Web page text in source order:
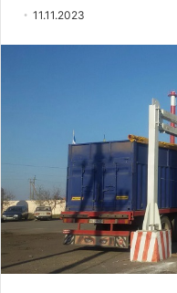
11.11.2023